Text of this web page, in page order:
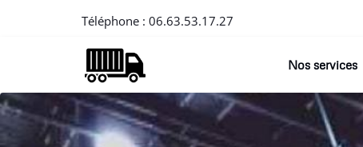
Téléphone : 06.63.53.17.27
Nos services